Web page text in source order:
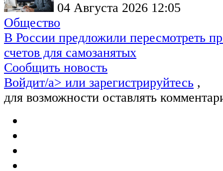
04 Августа 2026 12:05
Общество
В России предложили пересмотреть
счетов для самозанятых
Сообщить новость
Войдит/a> или зарегистрируйтесь ,
для возможности оставлять